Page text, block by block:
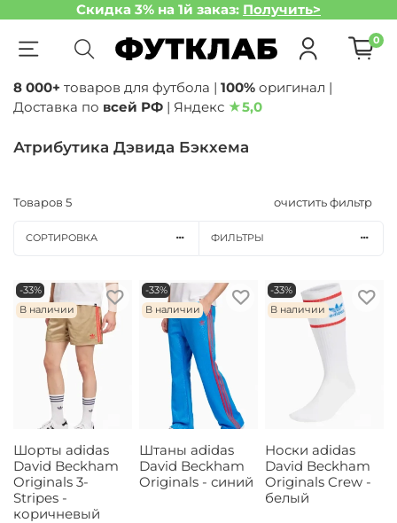
Скидка 3% на 1й заказ: Получить>
0
8 000+ товаров для футбола | 100% оригинал |
Доставка по всей РФ | Яндекс ★5,0
Атрибутика Дэвида Бэкхема
Товаров 5 очистить фильтр
СОРТИРОВКА ФИЛЬТРЫ
-33%
В наличии
Шорты adidas
David Beckham
Originals 3-
Stripes -
коричневый
-33%
В наличии
Штаны adidas
David Beckham
Originals - синий
-33%
В наличии
Носки adidas
David Beckham
Originals Crew -
белый